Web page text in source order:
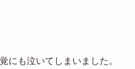
にも泣いてしまいました。